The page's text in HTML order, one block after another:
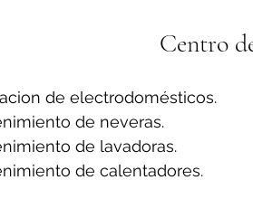
Centro
de electrodomésticos.
de neveras.
de lavadoras.
de calentadores.